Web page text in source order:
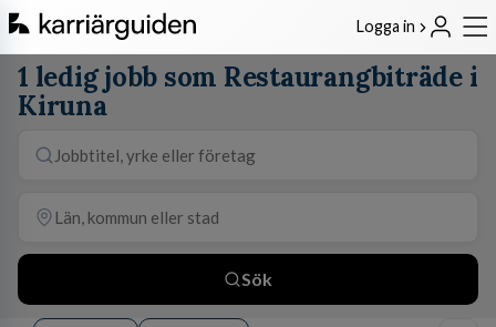
Logga in
1 ledig jobb som Restaurangbiträde i
Kiruna
Sök